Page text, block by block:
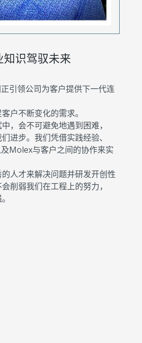
识驾驭未来
引领公司为客户提供下一代连
户不断变化的需求。
，会不可避免地遇到困难，
进步。我们凭借实践经验、
Molex与客户之间的协作来实
人才来解决问题并研发开创性
削弱我们在工程上的努力，